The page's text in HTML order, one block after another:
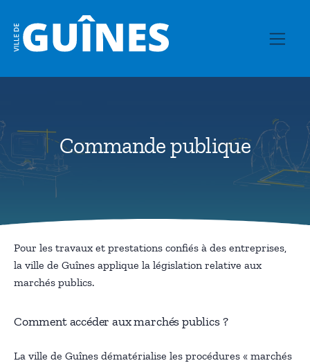
Commande publique
Pour les travaux et prestations confiés à des entreprises,
la ville de Guînes applique la législation relative aux
marchés publics.
Comment accéder aux marchés publics ?
La ville de Guînes dématérialise les procédures « marchés